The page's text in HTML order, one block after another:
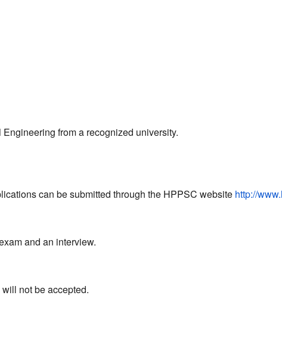
from a recognized university.
can be submitted through the HPPSC website http://
and an interview.
not be accepted.